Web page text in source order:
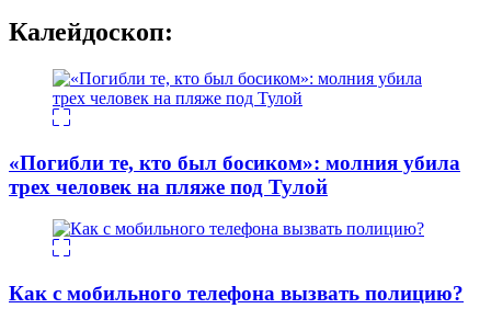
Калейдоскоп:
«Погибли те, кто был босиком»: молния убила
трех человек на пляже под Тулой
Как с мобильного телефона вызвать полицию?